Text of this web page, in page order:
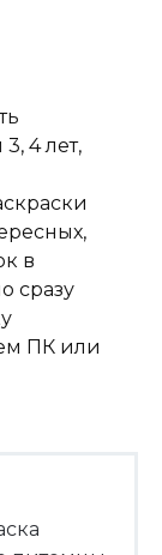
4 лет,
в
сразу
ПК или